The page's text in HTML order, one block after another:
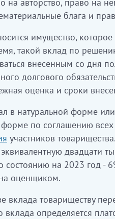
блага и
имущество,
такой вклад по
внесенным со дня
долгового
оценка и сроки
в натуральной форме
по соглашению всех
участников
двадцати
состоянию на 2023 год -
оценщиком.
вклада товариществу
определяется